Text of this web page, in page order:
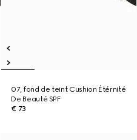
07, fond de teint Cushion Étérnité
De Beauté SPF
€ 73